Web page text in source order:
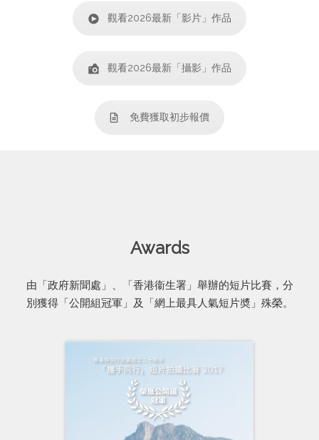
觀看2026最新「影片」作品
觀看2026最新「攝影」作品
免費獲取初步報價
Awards
由「政府新聞處」、「香港衞生署」舉辦的短片比賽，分
別獲得「公開組冠軍」及「網上最具人氣短片奬」殊榮。